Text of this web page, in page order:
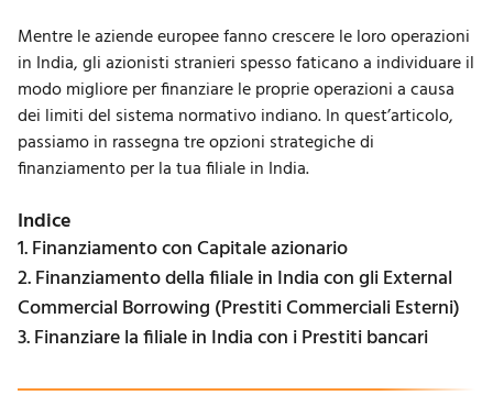
Mentre le aziende europee fanno crescere le loro operazioni
in India, gli azionisti stranieri spesso faticano a individuare il
modo migliore per finanziare le proprie operazioni a causa
dei limiti del sistema normativo indiano. In quest’articolo,
passiamo in rassegna tre opzioni strategiche di
finanziamento per la tua filiale in India.
Indice
1. Finanziamento con Capitale azionario
2. Finanziamento della filiale in India con gli External
Commercial Borrowing (Prestiti Commerciali Esterni)
3. Finanziare la filiale in India con i Prestiti bancari